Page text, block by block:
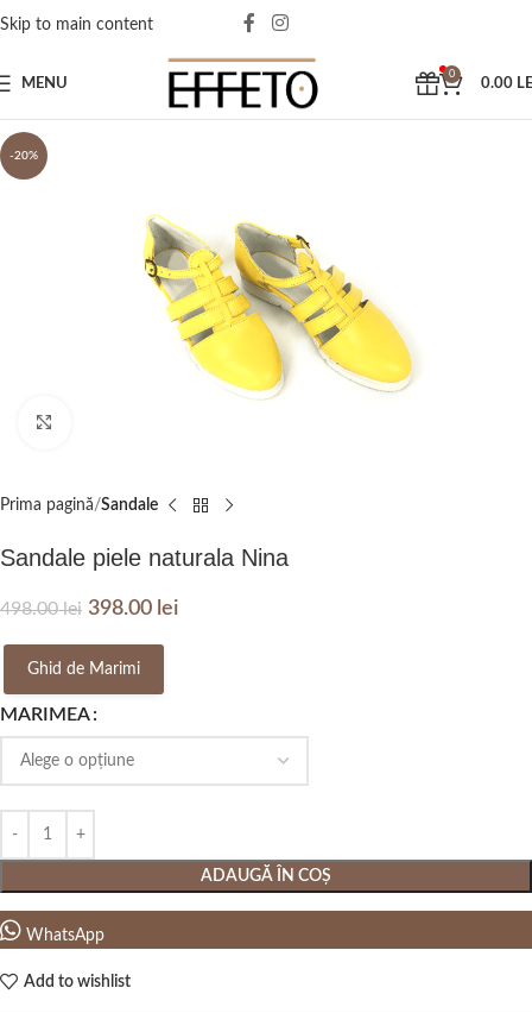
Skip to main content
MENU
0
0.00
-20%
Prima pagină Sandale
Sandale piele naturala Nina
498.00lei 398.00 lei
Ghid de Marimi
MARIMEA
ADAUGĂ ÎN COȘ
WhatsApp
Add to wishlist